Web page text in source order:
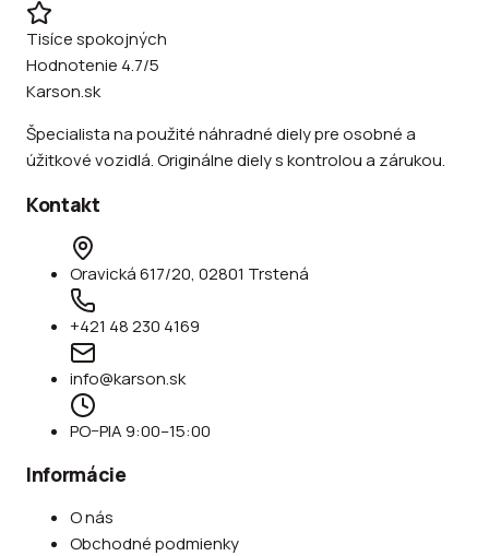
Tisíce spokojných
Hodnotenie 4.7/5
Karson.sk
Špecialista na použité náhradné diely pre osobné a
úžitkové vozidlá. Originálne diely s kontrolou a zárukou.
Kontakt
Oravická 617/20, 02801 Trstená
+421 48 230 4169
info@karson.sk
PO–PIA 9:00–15:00
Informácie
O nás
Obchodné podmienky